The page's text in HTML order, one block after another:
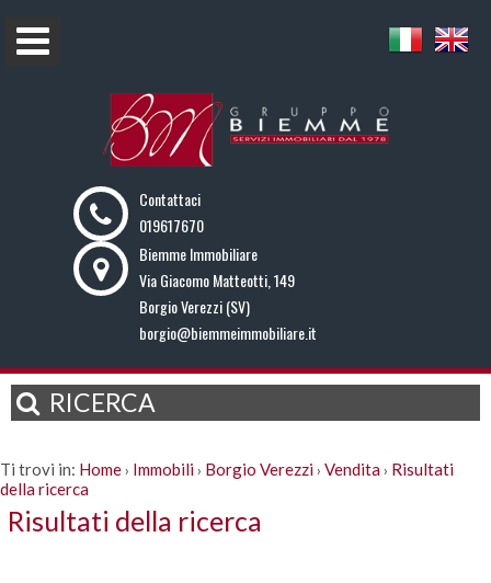
Contattaci
019617670
Biemme Immobiliare
Via Giacomo Matteotti, 149
Borgio Verezzi (SV)
borgio@biemmeimmobiliare.it
RICERCA
Ti trovi in: Home› Immobili› Borgio Verezzi› Vendita› Risultati
della ricerca
Risultati della ricerca